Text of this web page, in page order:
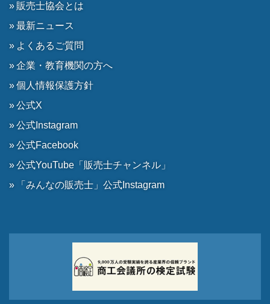
販売士協会とは
最新ニュース
よくあるご質問
企業・教育機関の方へ
個人情報保護方針
公式X
公式Instagram
公式Facebook
公式YouTube「販売士チャンネル」
「みんなの販売士」公式Instagram